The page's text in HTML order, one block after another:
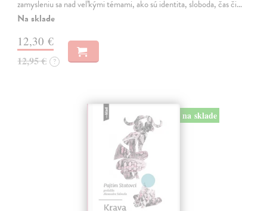
zamysleniu sa nad veľkými témami, ako sú identita, sloboda, čas či…
Na sklade
12,30 €
12,95 € ?
na sklade